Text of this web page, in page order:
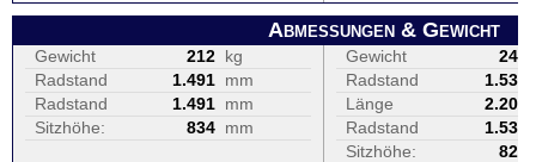
Abmessungen & Gewicht
Gewicht 212 kg
Radstand
1.491 mm
Radstand
1.491 mm
Sitzhöhe:
834 mm
Gewicht
243
Radstand
1.530
Länge
2.202
Radstand
1.530
Sitzhöhe:
820